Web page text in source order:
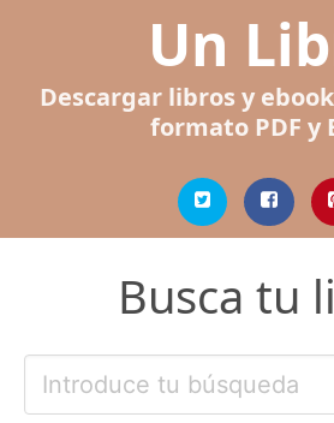
Un
Descargar libros y
formato PDF y
Busca tu